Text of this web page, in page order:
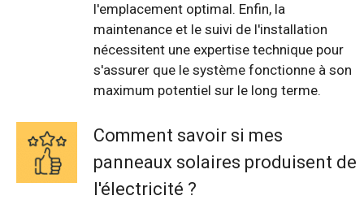
l'emplacement optimal. Enfin, la
maintenance et le suivi de l'installation
nécessitent une expertise technique pour
s'assurer que le système fonctionne à son
maximum potentiel sur le long terme.
Comment savoir si mes
panneaux solaires produisent de
l'électricité ?